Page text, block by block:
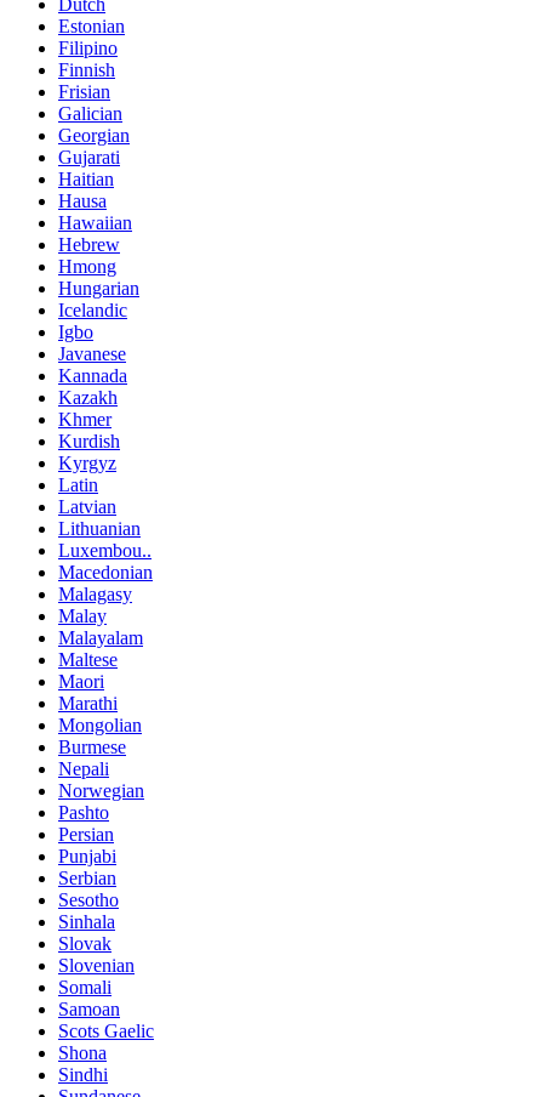
Estonian
Filipino
Finnish
Frisian
Galician
Georgian
Gujarati
Haitian
Hausa
Hawaiian
Hebrew
Hmong
Hungarian
Icelandic
Igbo
Javanese
Kannada
Kazakh
Khmer
Kurdish
Kyrgyz
Latin
Latvian
Lithuanian
Luxembou..
Macedonian
Malagasy
Malay
Malayalam
Maltese
Maori
Marathi
Mongolian
Burmese
Nepali
Norwegian
Pashto
Persian
Punjabi
Serbian
Sesotho
Sinhala
Slovak
Slovenian
Somali
Samoan
Scots Gaelic
Shona
Sindhi